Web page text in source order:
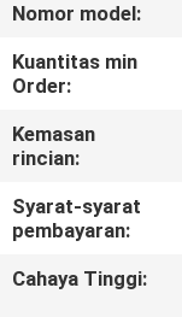
KONTROL
KUALITAS
HUBUNGI
KAMI
BERITA
Nomor model:
Kuantitas min
Order:
Kemasan
rincian:
Syarat-syarat
pembayaran:
Cahaya Tinggi: